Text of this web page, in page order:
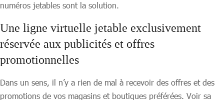
numéros jetables sont la solution.
Une ligne virtuelle jetable exclusivement
réservée aux publicités et offres
promotionnelles
Dans un sens, il n’y a rien de mal à recevoir des offres et des
promotions de vos magasins et boutiques préférées. Voir sa